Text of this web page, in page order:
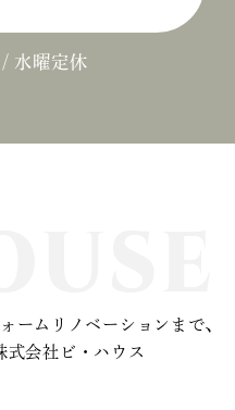
水曜定休
ームリノベーションまで、
式会社ビ・ハウス